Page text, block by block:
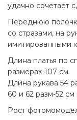
удачно сочетает
Переднюю
со стразами, на
имитированными
Длина платья по
размерах-107 см.
Длина рукава 54
60 и 62 разм-52 см
Рост